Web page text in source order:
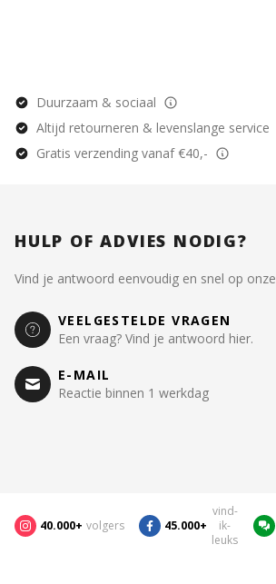
Duurzaam & sociaal
Altijd retourneren & levenslange service
Gratis verzending vanaf €40,-
HULP OF ADVIES NODIG?
Vind je antwoord eenvoudig en snel op onze
VEELGESTELDE VRAGEN
Een vraag? Vind je antwoord hier.
E-MAIL
Reactie binnen 1 werkdag
40.000+ volgers 45.000+
vind-
ik-
leuks